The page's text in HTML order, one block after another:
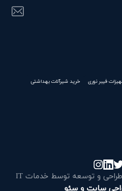
فیبر نوری خرید شیرآلات بهداشتی
کپی رایت © 2026 - 2024 - طراحی و توسعه توسط خدمات IT
سایت و سئو